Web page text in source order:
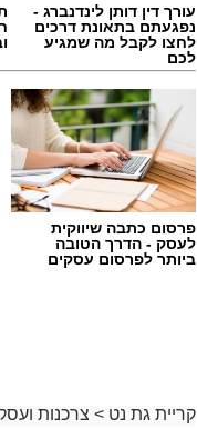
עורך דין דותן לינדנברג -
נפגעתם בתאונת דרכים
לחצו לקבל מה שמגיע
לכם
פרסום כתבה שיווקית
לעסק - הדרך הטובה
ביותר לפרסום עסקים
קריית גת נט > צרכנות